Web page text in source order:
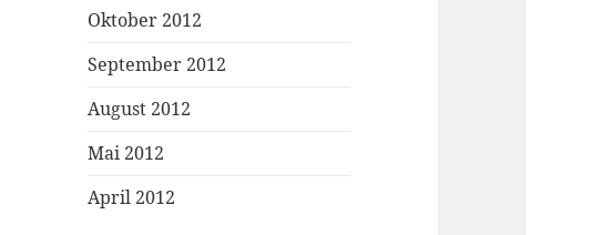
Oktober 2012
September 2012
August 2012
Mai 2012
April 2012